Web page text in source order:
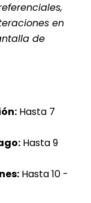
en
de
Hasta 7
Hasta 9
Hasta 10 -